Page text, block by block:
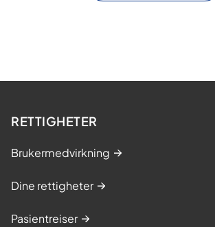
RETTIGHETER
Brukermedvirkning
Dine rettigheter
Pasientreiser